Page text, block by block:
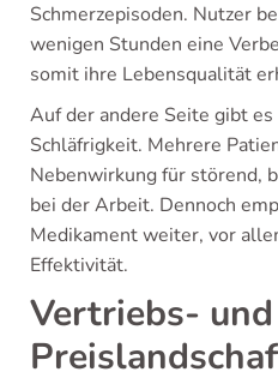
Schmerzepisoden. Nutzer
wenigen Stunden eine
somit ihre Lebensqualität
Auf der andere Seite gibt
Schläfrigkeit. Mehrere
Nebenwirkung für störend,
bei der Arbeit. Dennoch
Medikament weiter, vor
Effektivität.
Vertriebs- und